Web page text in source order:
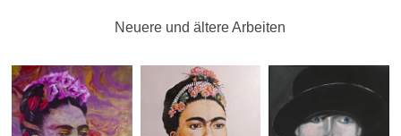
Neuere und ältere Arbeiten